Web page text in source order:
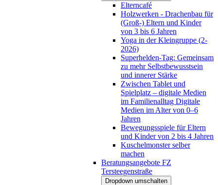
Elterncafé
Holzwerken - Drachenbau für
(Groß-) Eltern und Kinder
von 3 bis 6 Jahren
Yoga in der Kleingruppe (2-
2026)
Superhelden-Tag: Gemeinsam
zu mehr Selbstbewusstsein
und innerer Stärke
Zwischen Tablet und
Spielplatz – digitale Medien
im Familienalltag Digitale
Medien im Alter von 0–6
Jahren
Bewegungsspiele für Eltern
und Kinder von 2 bis 4 Jahren
Kuschelmonster selber
machen
Beratungsangebote FZ
Tersteegenstraße
Dropdown umschalten